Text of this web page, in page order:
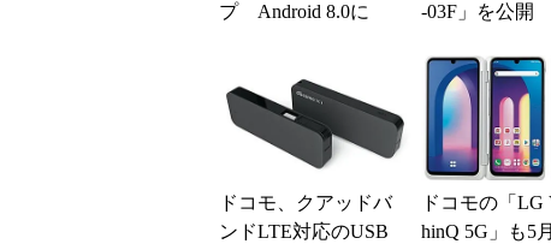
プ Android 8.0に
-03F」を公開
ドコモ、クアッドバ
ンドLTE対応のUSB
ドコモの「LG
hinQ 5G」も5